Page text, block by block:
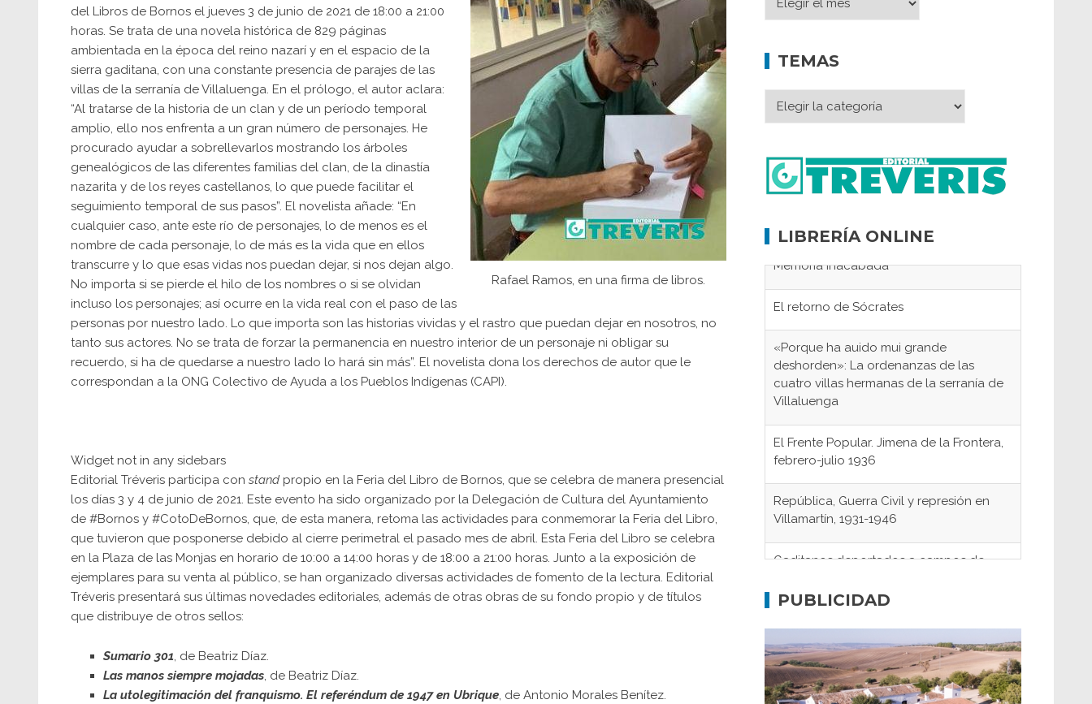
Rafael Ramos, en una firma de libros.
del Libros de Bornos el jueves 3 de junio de 2021 de 18:00 a 21:00
horas. Se trata de una novela histórica de 829 páginas
ambientada en la época del reino nazarí y en el espacio de la
sierra gaditana, con una constante presencia de parajes de las
villas de la serranía de Villaluenga. En el prólogo, el autor aclara:
“Al tratarse de la historia de un clan y de un período temporal
amplio, ello nos enfrenta a un gran número de personajes. He
procurado ayudar a sobrellevarlos mostrando los árboles
genealógicos de las diferentes familias del clan, de la dinastía
nazarita y de los reyes castellanos, lo que puede facilitar el
seguimiento temporal de sus pasos”. El novelista añade: “En
cualquier caso, ante este río de personajes, lo de menos es el
nombre de cada personaje, lo de más es la vida que en ellos
transcurre y lo que esas vidas nos puedan dejar, si nos dejan algo.
No importa si se pierde el hilo de los nombres o si se olvidan
incluso los personajes; así ocurre en la vida real con el paso de las
personas por nuestro lado. Lo que importa son las historias vividas y el rastro que puedan dejar en nosotros, no
tanto sus actores. No se trata de forzar la permanencia en nuestro interior de un personaje ni obligar su
recuerdo, si ha de quedarse a nuestro lado lo hará sin más”. El novelista dona los derechos de autor que le
correspondan a la ONG Colectivo de Ayuda a los Pueblos Indígenas (CAPI).
Widget not in any sidebars
Editorial Tréveris participa con stand propio en la Feria del Libro de Bornos, que se celebra de manera presencial
los días 3 y 4 de junio de 2021. Este evento ha sido organizado por la Delegación de Cultura del Ayuntamiento
de #Bornos y #CotoDeBornos, que, de esta manera, retoma las actividades para conmemorar la Feria del Libro,
que tuvieron que posponerse debido al cierre perimetral el pasado mes de abril. Esta Feria del Libro se celebra
en la Plaza de las Monjas en horario de 10:00 a 14:00 horas y de 18:00 a 21:00 horas. Junto a la exposición de
ejemplares para su venta al público, se han organizado diversas actividades de fomento de la lectura. Editorial
Tréveris presentará sus últimas novedades editoriales, además de otras obras de su fondo propio y de títulos
que distribuye de otros sellos:
Sumario 301, de Beatriz Díaz.
Las manos siempre mojadas, de Beatriz Díaz.
La utolegitimación del franquismo. El referéndum de 1947 en Ubrique, de Antonio Morales Benítez.
TEMAS
LIBRERÍA ONLINE
deshorden»: La ordenanzas de las
cuatro villas hermanas de la serranía de
Villaluenga
febrero-julio 1936
Villamartín, 1931-1946
concentración nazis
Don Perafán de Ribera y sus
El Frente Popular. Ubrique, febrero-julio
1936
PUBLICIDAD